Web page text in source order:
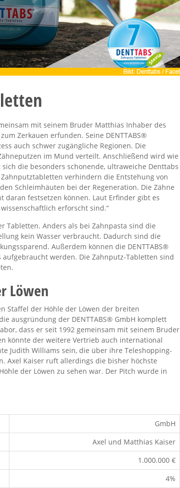
mit seinem Bruder Matthias Inhaber des
Zerkauen erfunden. Seine DENTTABS®
auch schwer zugängliche Regionen. Die
im Mund verteilt. Anschließend wird wie
die besonders schonende, ultraweiche Denttabs
verhindern die Entstehung von
Schleimhäuten bei der Regeneration. Die Zähne
daran festsetzen können. Laut Erfinder gibt es
erforscht sind.“
Tabletten. Anders als bei Zahnpasta sind die
kein Wasser verbraucht. Dadurch sind die
Außerdem können die DENTTABS®
werden. Die Zahnputz-Tabletten sind
Löwen
Staffel der Höhle der Löwen der breiten
ausgründung der DENTTABS® GmbH komplett
dass er seit 1992 gemeinsam mit seinem Bruder
könnte der weitere Vertrieb auch international
Judith Williams sein, die über ihre Teleshopping-
Axel Kaiser ruft allerdings die bisher höchste
der Löwen zu sehen war. Der Pitch wurde in
GmbH
Axel und Matthias Kaiser
1.000.000 €
4%